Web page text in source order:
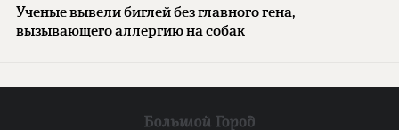
Ученые вывели биглей без главного гена,
вызывающего аллергию на собак